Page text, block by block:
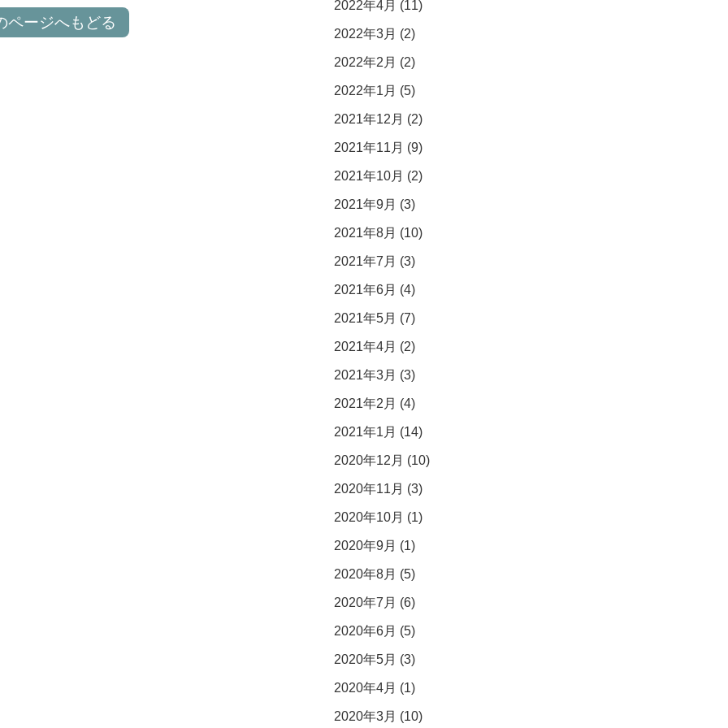
ページへもどる
2022年4月 (11)
2022年3月 (2)
2022年2月 (2)
2022年1月 (5)
2021年12月 (2)
2021年11月 (9)
2021年10月 (2)
2021年9月 (3)
2021年8月 (10)
2021年7月 (3)
2021年6月 (4)
2021年5月 (7)
2021年4月 (2)
2021年3月 (3)
2021年2月 (4)
2021年1月 (14)
2020年12月 (10)
2020年11月 (3)
2020年10月 (1)
2020年9月 (1)
2020年8月 (5)
2020年7月 (6)
2020年6月 (5)
2020年5月 (3)
2020年4月 (1)
2020年3月 (10)